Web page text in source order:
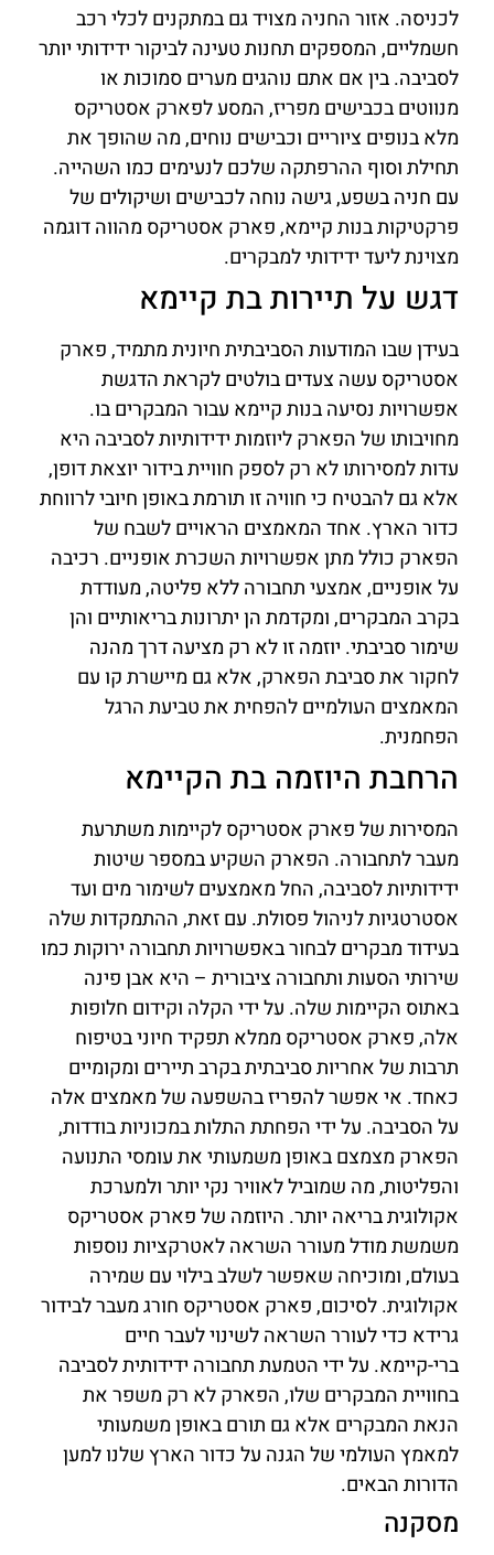
לכניסה. אזור החניה מצויד גם במתקנים לכלי רכב
חשמליים, המספקים תחנות טעינה לביקור ידידותי יותר
לסביבה. בין אם אתם נוהגים מערים סמוכות או
מנווטים בכבישים מפריז, המסע לפארק אסטריקס
מלא בנופים ציוריים וכבישים נוחים, מה שהופך את
תחילת וסוף ההרפתקה שלכם לנעימים כמו השהייה.
עם חניה בשפע, גישה נוחה לכבישים ושיקולים של
פרקטיקות בנות קיימא, פארק אסטריקס מהווה דוגמה
מצוינת ליעד ידידותי למבקרים.
דגש על תיירות בת קיימא
בעידן שבו המודעות הסביבתית חיונית מתמיד, פארק
אסטריקס עשה צעדים בולטים לקראת הדגשת
אפשרויות נסיעה בנות קיימא עבור המבקרים בו.
מחויבותו של הפארק ליוזמות ידידותיות לסביבה היא
עדות למסירותו לא רק לספק חוויית בידור יוצאת דופן,
אלא גם להבטיח כי חוויה זו תורמת באופן חיובי לרווחת
כדור הארץ. אחד המאמצים הראויים לשבח של
הפארק כולל מתן אפשרויות השכרת אופניים. רכיבה
על אופניים, אמצעי תחבורה ללא פליטה, מעודדת
בקרב המבקרים, ומקדמת הן יתרונות בריאותיים והן
שימור סביבתי. יוזמה זו לא רק מציעה דרך מהנה
לחקור את סביבת הפארק, אלא גם מיישרת קו עם
המאמצים העולמיים להפחית את טביעת הרגל
הפחמנית.
הרחבת היוזמה בת הקיימא
המסירות של פארק אסטריקס לקיימות משתרעת
מעבר לתחבורה. הפארק השקיע במספר שיטות
ידידותיות לסביבה, החל מאמצעים לשימור מים ועד
אסטרטגיות לניהול פסולת. עם זאת, ההתמקדות שלה
בעידוד מבקרים לבחור באפשרויות תחבורה ירוקות כמו
שירותי הסעות ותחבורה ציבורית – היא אבן פינה
באתוס הקיימות שלה. על ידי הקלה וקידום חלופות
אלה, פארק אסטריקס ממלא תפקיד חיוני בטיפוח
תרבות של אחריות סביבתית בקרב תיירים ומקומיים
כאחד. אי אפשר להפריז בהשפעה של מאמצים אלה
על הסביבה. על ידי הפחתת התלות במכוניות בודדות,
הפארק מצמצם באופן משמעותי את עומסי התנועה
והפליטות, מה שמוביל לאוויר נקי יותר ולמערכת
אקולוגית בריאה יותר. היוזמה של פארק אסטריקס
משמשת מודל מעורר השראה לאטרקציות נוספות
בעולם, ומוכיחה שאפשר לשלב בילוי עם שמירה
אקולוגית. לסיכום, פארק אסטריקס חורג מעבר לבידור
גרידא כדי לעורר השראה לשינוי לעבר חיים
ברי-קיימא. על ידי הטמעת תחבורה ידידותית לסביבה
בחוויית המבקרים שלו, הפארק לא רק משפר את
הנאת המבקרים אלא גם תורם באופן משמעותי
למאמץ העולמי של הגנה על כדור הארץ שלנו למען
הדורות הבאים.
מסקנה